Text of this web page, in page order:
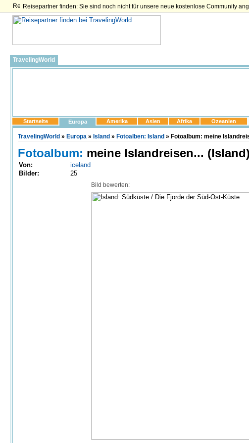
Reisepartner finden: Sie sind noch nicht für unsere neue kostenlose Community
TravelingWorld
Startseite Europa Amerika Asien Afrika Ozeanien
TravelingWorld » Europa » Island » Fotoalben: Island » Fotoalbum: meine
Fotoalbum: meine Islandreisen... (Island)
Von:
iceland
Bilder:
25
Bild bewerten: